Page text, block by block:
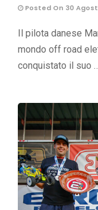
Posted On 30
Il pilota danese
mondo off road
conquistato il suo …